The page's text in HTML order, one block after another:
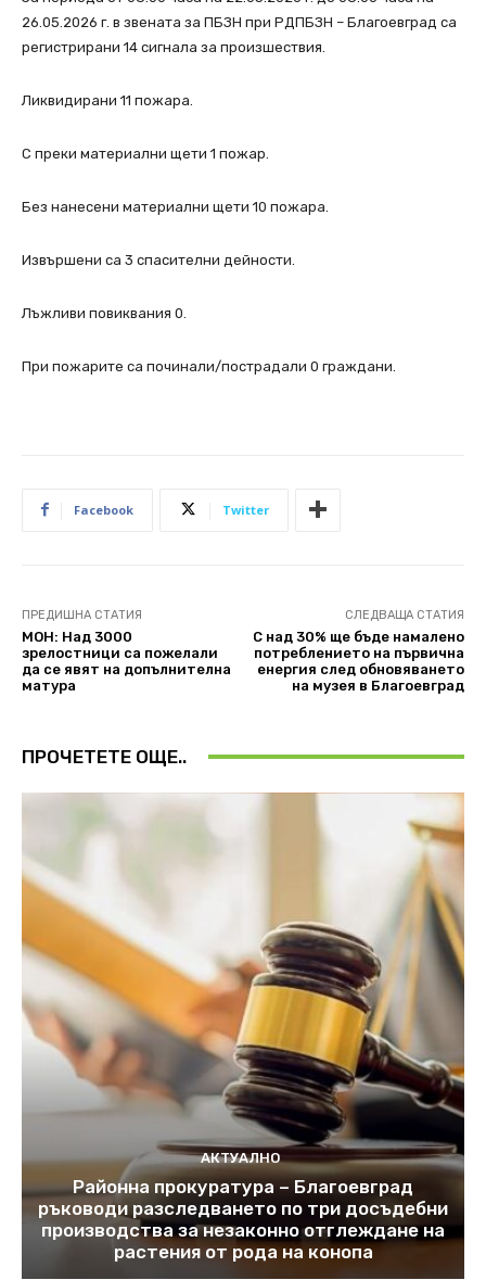
26.05.2026 г. в звената за ПБЗН при РДПБЗН – Благоевград са
регистрирани 14 сигнала за произшествия.
Ликвидирани 11 пожара.
С преки материални щети 1 пожар.
Без нанесени материални щети 10 пожара.
Извършени са 3 спасителни дейности.
Лъжливи повиквания 0.
При пожарите са починали/пострадали 0 граждани.
Facebook Twitter
ПРЕДИШНА СТАТИЯ
МОН: Над 3000
зрелостници са пожелали
да се явят на допълнителна
матура
СЛЕДВАЩА СТАТИЯ
С над 30% ще бъде намалено
потреблението на първична
енергия след обновяването
на музея в Благоевград
ПРОЧЕТЕТЕ ОЩЕ..
АКТУАЛНО
Районна прокуратура – Благоевград
ръководи разследването по три досъдебни
производства за незаконно отглеждане на
растения от рода на конопа